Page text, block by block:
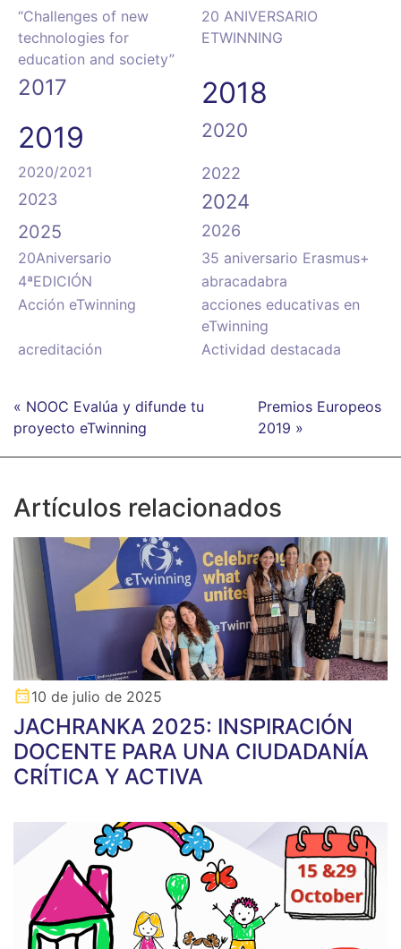
“Challenges of new
technologies for
education and society”
20 ANIVERSARIO
ETWINNING
2017
2018
2019
2020
2020/2021
2022
2023
2024
2025 2026
20Aniversario
35 aniversario Erasmus+
4ªEDICIÓN
abracadabra
Acción eTwinning
acciones educativas en
eTwinning
acreditación
Actividad destacada
« NOOC Evalúa y difunde tu
proyecto eTwinning
Premios Europeos
2019 »
Artículos relacionados
10 de julio de 2025
JACHRANKA 2025: INSPIRACIÓN
DOCENTE PARA UNA CIUDADANÍA
CRÍTICA Y ACTIVA